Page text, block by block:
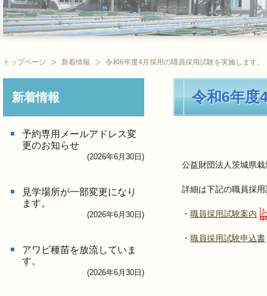
トップページ 新着情報 令和6年度4月採用の職員採用試験を実施します。
令和6年度
公益財団法人茨城県
詳細は下記の職員採
・職員採用試験案内
・職員採用試験申込書
新着情報
予約専用メールアドレス変
更のお知らせ
(2026年6月30日)
見学場所が一部変更になり
ます。
(2026年6月30日)
アワビ種苗を放流していま
す。
(2026年6月30日)